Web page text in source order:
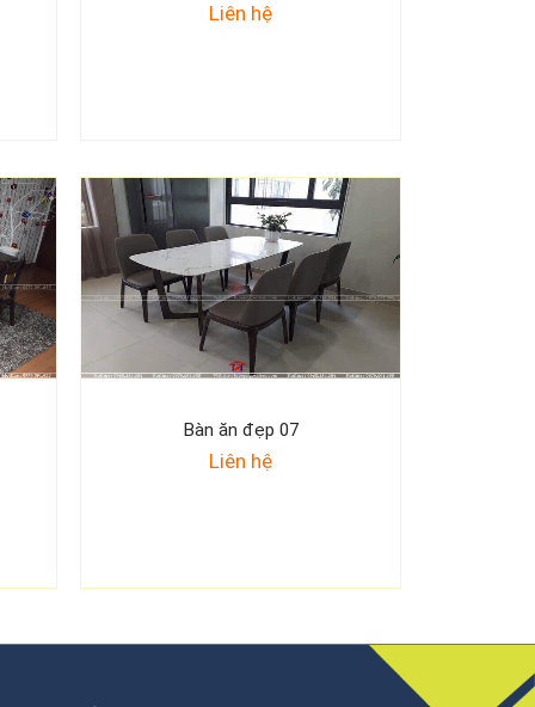
Liên hệ
Bàn ăn đẹp 07
Liên hệ